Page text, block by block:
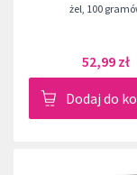
żel 100
52,99 zł
Dodaj do